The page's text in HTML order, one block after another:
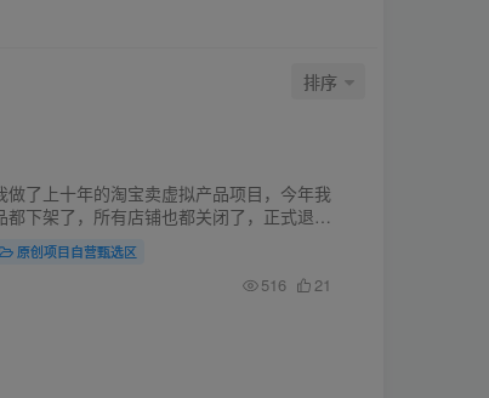
排序
做了上十年的淘宝卖虚拟产品项目，今年我
都下架了，所有店铺也都关闭了，正式退出
业。 并不是说淘宝虚拟不能做，其实还
是自动发货...
原创项目自营甄选区
516 21